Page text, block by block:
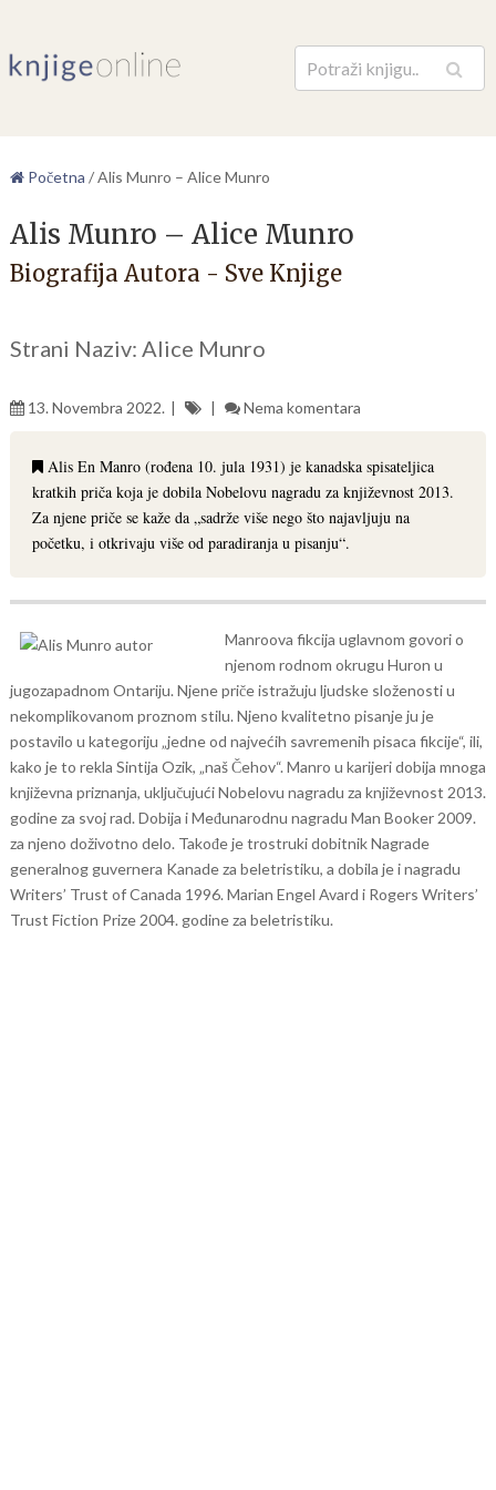
Pretraga
Početna /Alis Munro – Alice Munro
Alis Munro – Alice Munro
Biografija Autora - Sve Knjige
Strani Naziv: Alice Munro
13. Novembra 2022. Nema komentara
Alis En Manro (rođena 10. jula 1931) je kanadska spisateljica
kratkih priča koja je dobila Nobelovu nagradu za književnost 2013.
Za njene priče se kaže da „sadrže više nego što najavljuju na
početku, i otkrivaju više od paradiranja u pisanju“.
Manroova fikcija uglavnom govori o
njenom rodnom okrugu Huron u
jugozapadnom Ontariju. Njene priče istražuju ljudske složenosti u
nekomplikovanom proznom stilu. Njeno kvalitetno pisanje ju je
postavilo u kategoriju „jedne od najvećih savremenih pisaca fikcije“, ili,
kako je to rekla Sintija Ozik, „naš Čehov“. Manro u karijeri dobija mnoga
književna priznanja, uključujući Nobelovu nagradu za književnost 2013.
godine za svoj rad. Dobija i Međunarodnu nagradu Man Booker 2009.
za njeno doživotno delo. Takođe je trostruki dobitnik Nagrade
generalnog guvernera Kanade za beletristiku, a dobila je i nagradu
Writers’ Trust of Canada 1996. Marian Engel Avard i Rogers Writers’
Trust Fiction Prize 2004. godine za beletristiku.